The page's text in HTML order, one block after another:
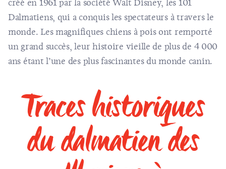
créé en 1961 par la société Walt Disney, les 101
Dalmatiens, qui a conquis les spectateurs à travers le
monde. Les magnifiques chiens à pois ont remporté
un grand succès, leur histoire vieille de plus de 4 000
ans étant l’une des plus fascinantes du monde canin.
Traces historiques
du dalmatien des